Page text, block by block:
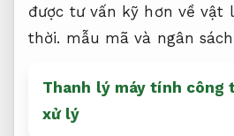
được tư vấn kỹ hơn về vật
thời. mẫu mã và ngân
Thanh lý máy tính công
xử lý